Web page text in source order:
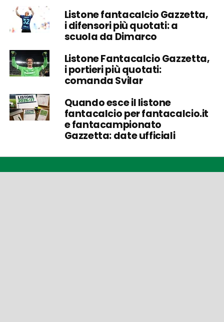
Listone fantacalcio Gazzetta,
i difensori più quotati: a
scuola da Dimarco
Listone Fantacalcio Gazzetta,
i portieri più quotati:
comanda Svilar
Quando esce il listone
fantacalcio per fantacalcio.it
e fantacampionato
Gazzetta: date ufficiali